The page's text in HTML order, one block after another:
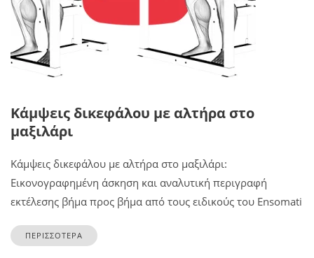
Κάμψεις δικεφάλου με αλτήρα στο
μαξιλάρι
Κάμψεις δικεφάλου με αλτήρα στο μαξιλάρι:
Εικονογραφημένη άσκηση και αναλυτική περιγραφή
εκτέλεσης βήμα προς βήμα από τους ειδικούς του Ensomati
ΠΕΡΙΣΣΟΤΕΡΑ